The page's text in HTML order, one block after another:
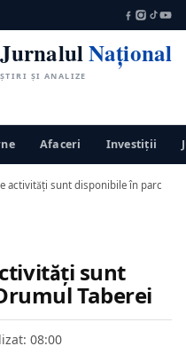
JurnalulNațional
ȘTIRI ȘI ANALIZE
Afaceri Investiții
activități sunt disponibile în parc
sunt
Taberei
08:00